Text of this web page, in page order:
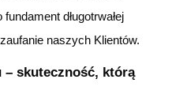
długotrwałej
naszych Klientów.
skuteczność, którą